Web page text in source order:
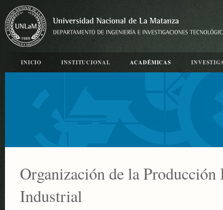
INICIO INSTITUCIONAL ACADÉMICAS
Organización de la
Industrial